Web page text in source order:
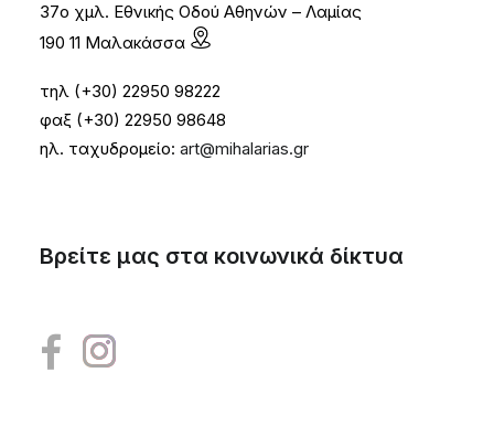
37ο χμλ. Εθνικής Οδού Αθηνών – Λαμίας
190 11 Μαλακάσσα
τηλ (+30) 22950 98222
φαξ (+30) 22950 98648
ηλ. ταχυδρομείο: art@mihalarias.gr
Βρείτε μας στα κοινωνικά δίκτυα